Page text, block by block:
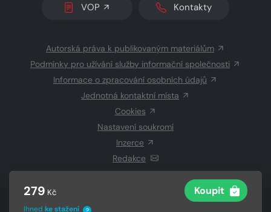
279 Kč Koupit
Ihned ke stažení
VOP Kontakty
Autorská práva k publikovaným materiálům
Podmínky pro užívání služby informační společnosti
Informace o zpracování osobních údajů
Jednotná kontaktní místa
Cookies
Nastavení soukromí
Inzerce
Redakce
© 2026 Copyright CZECH NEWS CENTER a.s.a dodavatelé